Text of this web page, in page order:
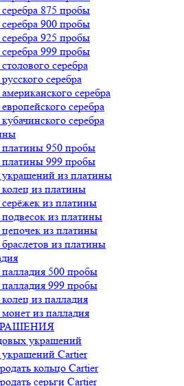
875 пробы
900 пробы
925 пробы
999 пробы
серебра
серебра
серебра
серебра
серебра
950 пробы
999 пробы
из платины
из платины
из платины
из платины
из платины
из платины
500 пробы
999 пробы
из палладия
из палладия
украшений
Cartier
кольцо Cartier
серьги Cartier